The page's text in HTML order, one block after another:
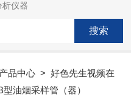
析仪器
产品中心 >好色先生视频在
油烟采样管（器）